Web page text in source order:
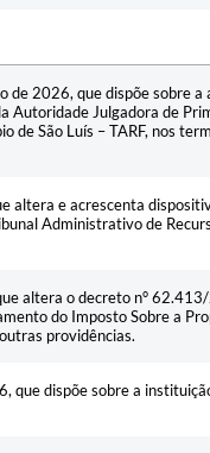
2026, que dispõe sobre a
Autoridade Julgadora de
de São Luís – TARF, nos
altera e acrescenta
Administrativo de
altera o decreto n°
do Imposto Sobre a
providências.
que dispõe sobre a